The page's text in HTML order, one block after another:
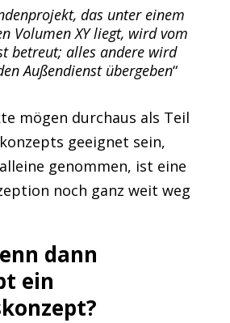
das unter einem
Volumen XY liegt, wird vom
betreut; alles andere wird
Außendienst übergeben“
mögen durchaus als Teil
geeignet sein,
genommen, ist eine
noch ganz weit weg
dann
ein